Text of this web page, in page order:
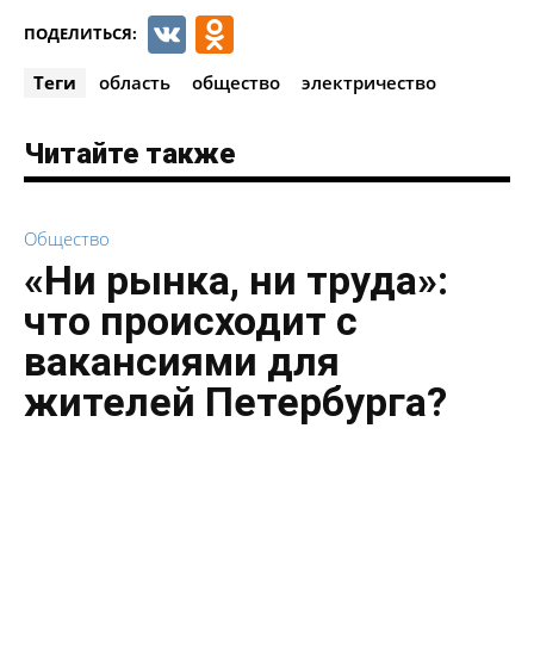
ПОДЕЛИТЬСЯ: VK
Теги область общество электричество
Читайте также
Общество
«Ни рынка, ни труда»:
что происходит с
вакансиями для
жителей Петербурга?